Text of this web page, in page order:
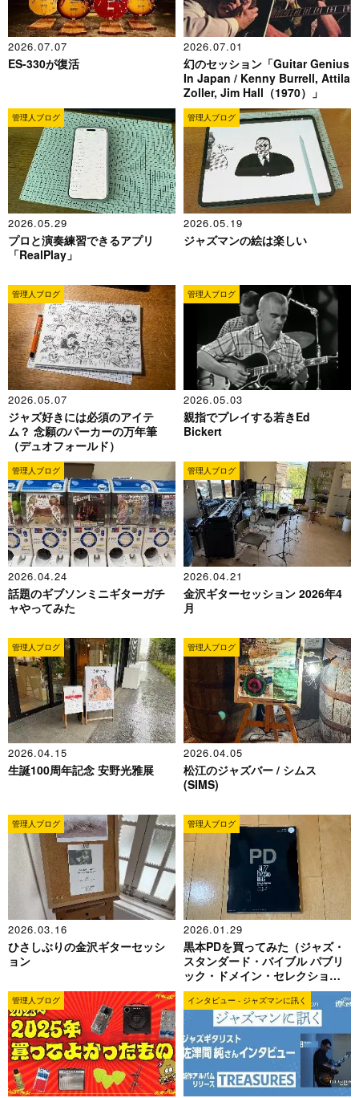
2026.07.07
ES-330が復活
2026.07.01
幻のセッション「Guitar Genius
In Japan / Kenny Burrell, Attila
Zoller, Jim Hall（1970）」
管理人ブログ
2026.05.29
プロと演奏練習できるアプリ
「RealPlay」
管理人ブログ
2026.05.19
ジャズマンの絵は楽しい
管理人ブログ
2026.05.07
ジャズ好きには必須のアイテ
ム？ 念願のパーカーの万年筆
（デュオフォールド）
管理人ブログ
2026.05.03
親指でプレイする若きEd
Bickert
管理人ブログ
2026.04.24
話題のギブソンミニギターガチ
ャやってみた
管理人ブログ
2026.04.21
金沢ギターセッション 2026年4
月
管理人ブログ
2026.04.15
生誕100周年記念 安野光雅展
管理人ブログ
2026.04.05
松江のジャズバー / シムス
(SIMS)
管理人ブログ
2026.03.16
ひさしぶりの金沢ギターセッシ
ョン
管理人ブログ
2026.01.29
黒本PDを買ってみた（ジャズ・
スタンダード・バイブル パブリ
ック・ドメイン・セレクショ
ン）
管理人ブログ インタビュー - ジャズマンに訊く